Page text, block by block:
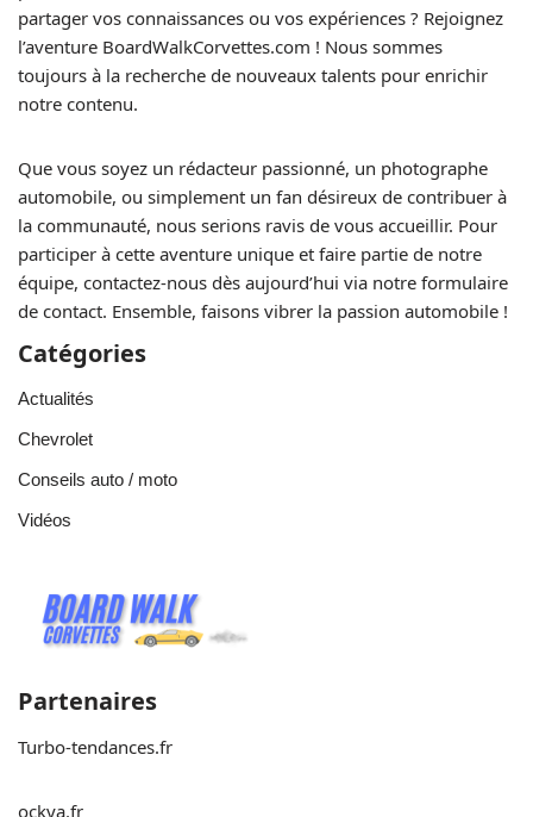
partager vos connaissances ou vos expériences ? Rejoignez
l’aventure BoardWalkCorvettes.com ! Nous sommes
toujours à la recherche de nouveaux talents pour enrichir
notre contenu.
Que vous soyez un rédacteur passionné, un photographe
automobile, ou simplement un fan désireux de contribuer à
la communauté, nous serions ravis de vous accueillir. Pour
participer à cette aventure unique et faire partie de notre
équipe, contactez-nous dès aujourd’hui via notre formulaire
de contact. Ensemble, faisons vibrer la passion automobile !
Catégories
Actualités
Chevrolet
Conseils auto / moto
Vidéos
Partenaires
Turbo-tendances.fr
ockya.fr